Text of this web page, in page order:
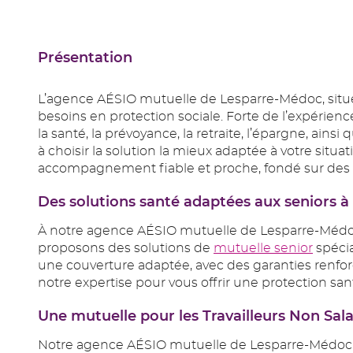
Présentation
L’agence AÉSIO mutuelle de Lesparre-Médoc,
besoins en protection sociale. Forte de
la santé, la prévoyance, la retraite, l’épargne,
à choisir la solution la mieux adaptée à votre
accompagnement fiable et proche, fondé sur des
Des solutions santé adaptées aux seniors à
À notre agence AÉSIO mutuelle de Lesparre-
proposons des solutions de mutuelle senior
une couverture adaptée, avec des garanties
notre expertise pour vous offrir une protection
Une mutuelle pour les Travailleurs Non
Notre agence AÉSIO mutuelle de Lesparre-